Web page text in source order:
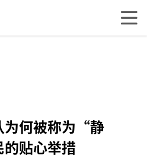
为何被称为“静
贴心举措